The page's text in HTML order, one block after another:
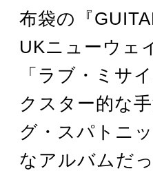
布袋の『
UKニューウェ
「ラブ・ミサ
クスター的な
グ・スパトニ
なアルバムだっ